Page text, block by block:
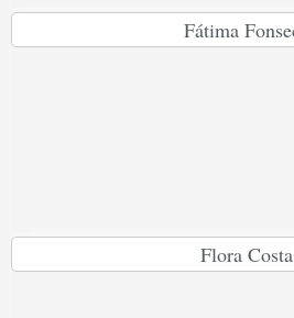
Fátima
Flora Costa